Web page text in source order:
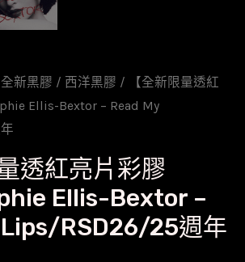
全新黑膠 / 西洋黑膠 / 【全新限量透紅
Ellis-Bextor – Read My
透紅亮片彩膠
Ellis-Bextor –
Lips/RSD26/25週年